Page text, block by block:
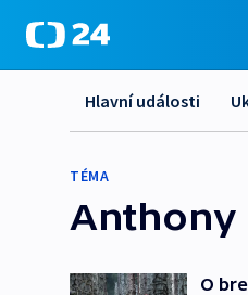
Hlavní události
TÉMA
Anthony
O